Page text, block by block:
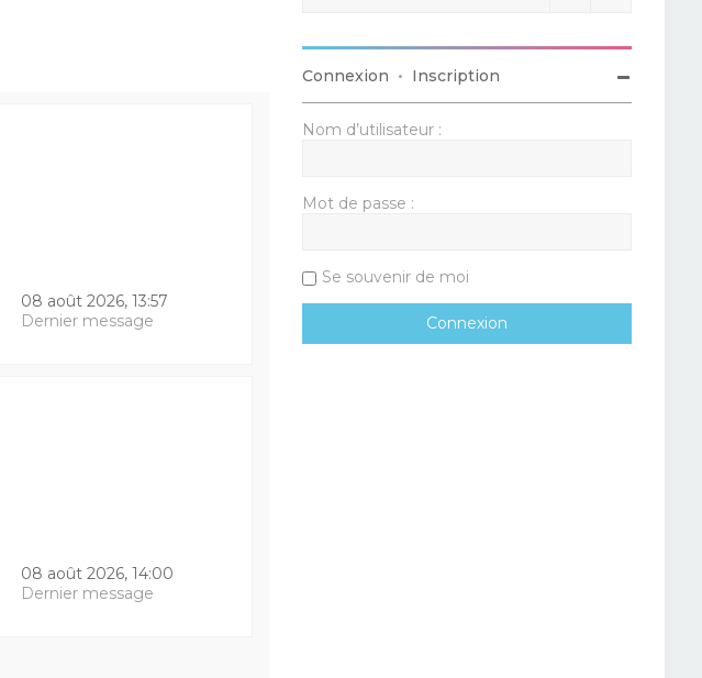
08 août 2026, 13:57
Dernier message
08 août 2026, 14:00
Dernier message
Connexion • Inscription
Nom d’utilisateur :
Mot de passe :
Se souvenir de moi